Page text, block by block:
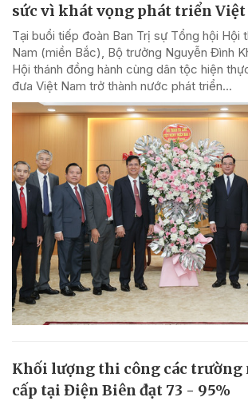
sức vì khát vọng phát triển Việt
Tại buổi tiếp đoàn Ban Trị sự Tổng hội Hội
Nam (miền Bắc), Bộ trưởng Nguyễn Đình
Hội thánh đồng hành cùng dân tộc hiện
đưa Việt Nam trở thành nước phát triển...
Khối lượng thi công các
cấp tại Điện Biên đạt 73 - 95%